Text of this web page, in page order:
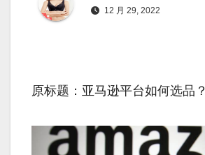
12 月 29, 2022
原标题：亚马逊平台如何选品？